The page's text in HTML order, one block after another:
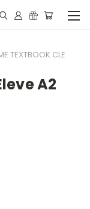
TEXTBOOK CLE
A2